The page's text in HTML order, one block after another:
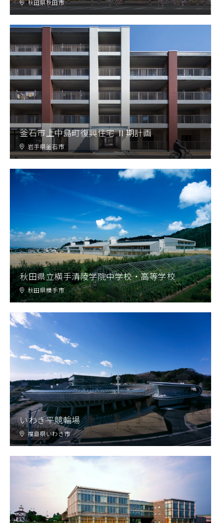
秋田県秋田市
釜石市上中島町復興住宅 Ⅱ期計画
岩手県釜石市
秋田県立横手清陵学院中学校・高等学校
秋田県横手市
いわき平競輪場
福島県いわき市